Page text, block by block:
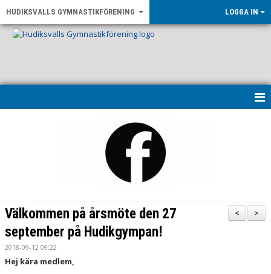
HUDIKSVALLS GYMNASTIKFÖRENING LOGGA IN
NYHETER
>
<
Välkommen på årsmöte den 27
september på Hudikgympan!
2018-09-12 09:22
Hej kära medlem,